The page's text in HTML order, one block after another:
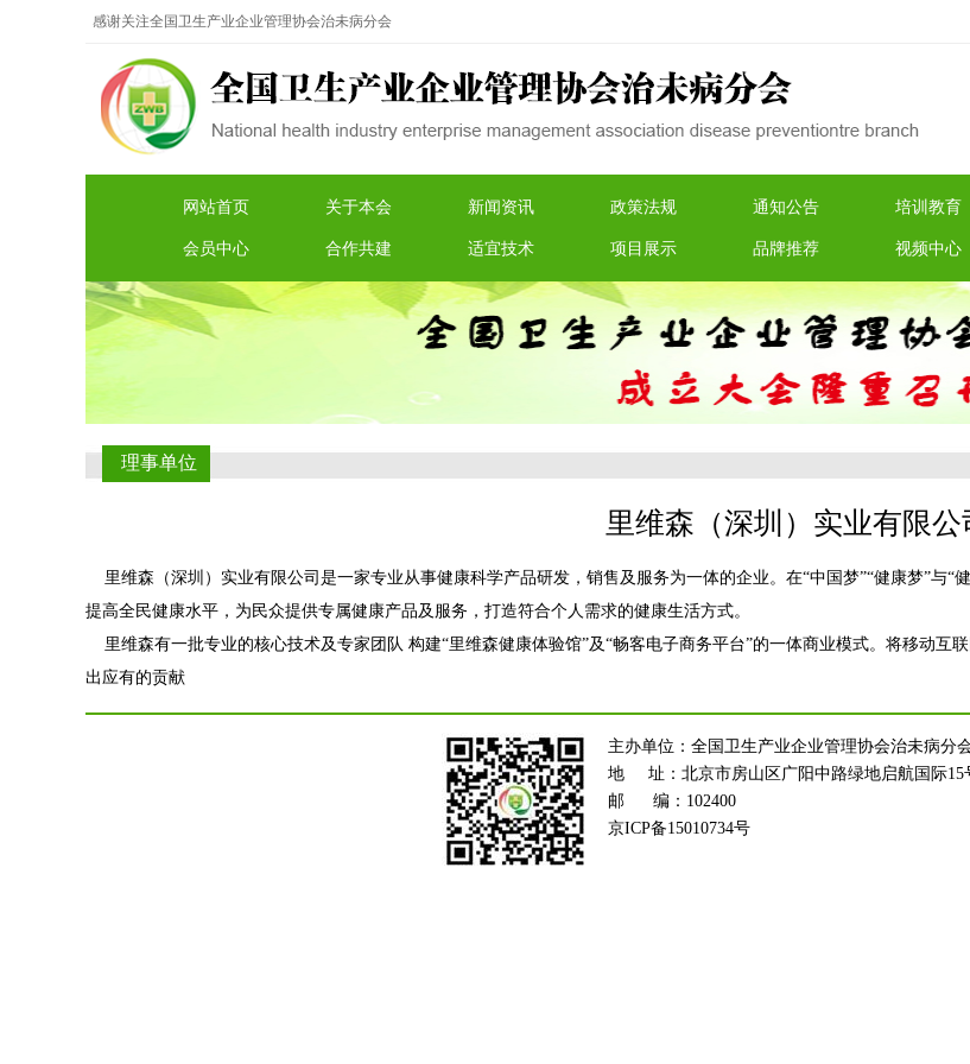
感谢关注全国卫生产业企业管理协会治未病分会
网站首页 关于本会 新闻资讯 政策法规 通知公告 培训教育
会员中心 合作共建 适宜技术 项目展示 品牌推荐 视频中心
理事单位
里维森（深圳）实业有限公
里维森（深圳）实业有限公司 是一家专业从事健康科学产品研发，销售及服务为一体的企业。在“中国梦”“健康梦”与“
提高全民健康水平，为民众提供专属健康产品及服务，打造符合个人需求的健康生活方式。
里维森有一批专业的核心技术及专家团队 构建“里维森健康体验馆”及“畅客电子商务平台”的一体商业模式。将移动互
出应有的贡献
主办单位：全国卫生产业企业管理协会治未病分
地 址：北京市房山区广阳中路绿地启航国际15
邮 编：102400
京ICP备15010734号